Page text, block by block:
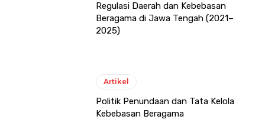
Regulasi Daerah dan Kebebasan
Beragama di Jawa Tengah (2021–
2025)
Artikel
Politik Penundaan dan Tata Kelola
Kebebasan Beragama